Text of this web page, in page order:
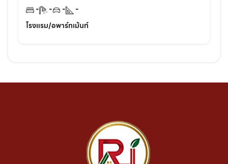
- - -
-
โรงแรม/อพาร์ทเม้นท์